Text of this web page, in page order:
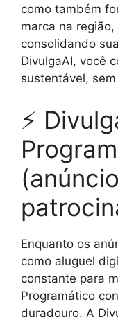
como também
marca na
consolidando
DivulgaAI, você
sustentável,
⚡
Enquanto os
como aluguel
constante para
Programático
duradouro. A